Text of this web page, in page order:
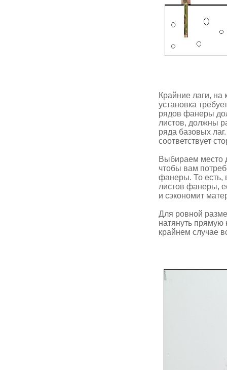
Крайние лаги,
установка
рядов фанеры
листов, должны
ряда базовых
соответствует
Выбираем место
чтобы вам
фанеры. То есть,
листов фанеры,
и сэкономит
Для ровной
натянуть прямую
крайнем случае